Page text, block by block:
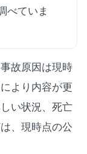
べていま
故原因は現時
より内容が更
い状況、死亡
、現時点の公